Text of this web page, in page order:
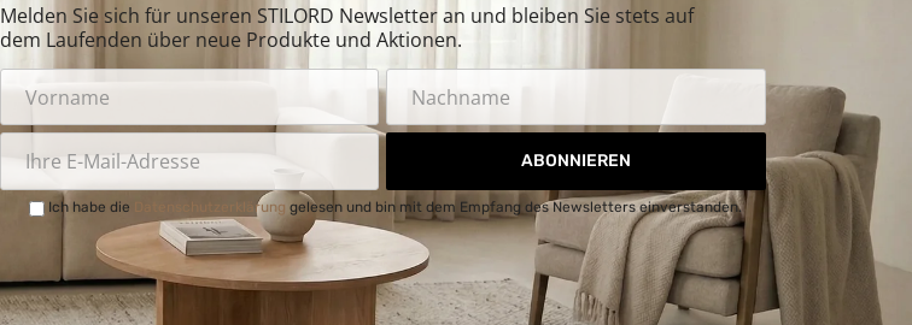
Melden Sie sich für unseren STILORD Newsletter an und bleiben Sie stets auf
dem Laufenden über neue Produkte und Aktionen.
ABONNIEREN
Ich habe die Datenschutzerklärung gelesen und bin mit dem Empfang des Newsletters einverstanden.